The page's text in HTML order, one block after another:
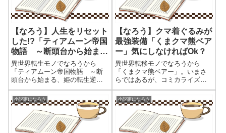
【なろう】人生をリセット
した!?「ティアムーン帝国
物語 ～断頭台から始ま
る、姫の転生逆転ストーリ
ー～」コミカルな姫のやり
直し人生
異世界転生モノでなろうから
「ティアムーン帝国物語 ～断
頭台から始まる、姫の転生逆転
ストーリー～」。ラノベ、コミ
ックともに結構人気の作品。
2023年にはアニメも始まるよう
です。冒頭より悪女？として処
刑されてしまったが、どうして
か若返り2度目の...
【なろう】クマ着ぐるみが
最強装備「くまクマ熊ベア
ー」気にしなければOk？
異世界転移モノでなろうから
「くまクマ熊ベアー」。いまさ
らではあるが、コミカライズを
見て、気になって読んだが、意
外とおもしろかったんで記事ア
ップ。アニメも放送されていた
みたいねｗ （アニメのほう
は、ものすっごい酷評ｗｗｗ作
品の諸元・投稿開始日...
小説家になろう 小説家になろう